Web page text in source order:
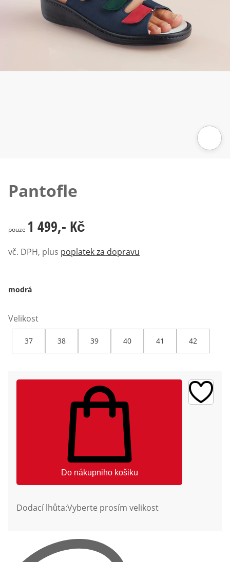
Pantofle
1 499,- Kč
pouze 1 499,- Kč
vč. DPH, plus poplatek za dopravu
modrá
Velikost
37 38 39 40 41 42
Do nákupniho košiku
Dodací lhůta:Vyberte prosím velikost